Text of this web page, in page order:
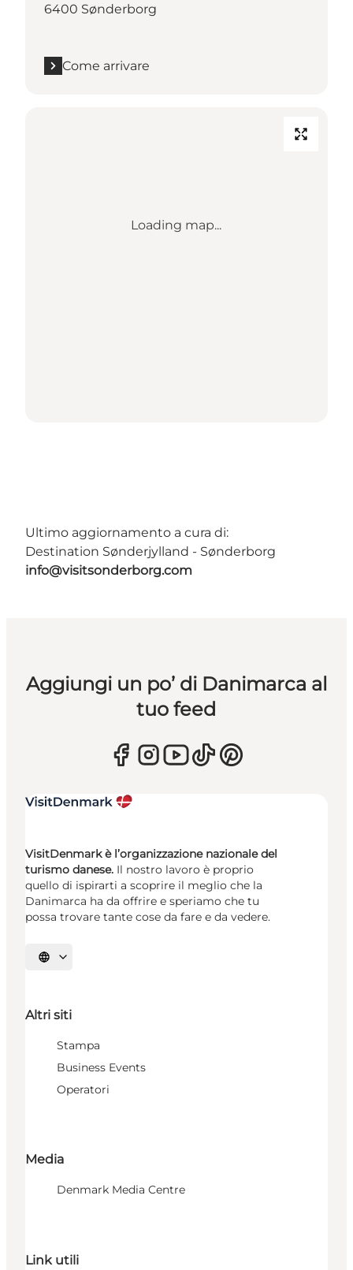
6400 Sønderborg
Come arrivare
Loading map...
Ultimo aggiornamento a cura di:
Destination Sønderjylland - Sønderborg
info@visitsonderborg.com
Aggiungi un po’ di Danimarca al
tuo feed
VisitDenmark è l’organizzazione nazionale del
turismo danese. Il nostro lavoro è proprio
quello di ispirarti a scoprire il meglio che la
Danimarca ha da offrire e speriamo che tu
possa trovare tante cose da fare e da vedere.
Seleziona la lingua
Altri siti
Stampa
Business Events
Operatori
Media
Denmark Media Centre
Link utili